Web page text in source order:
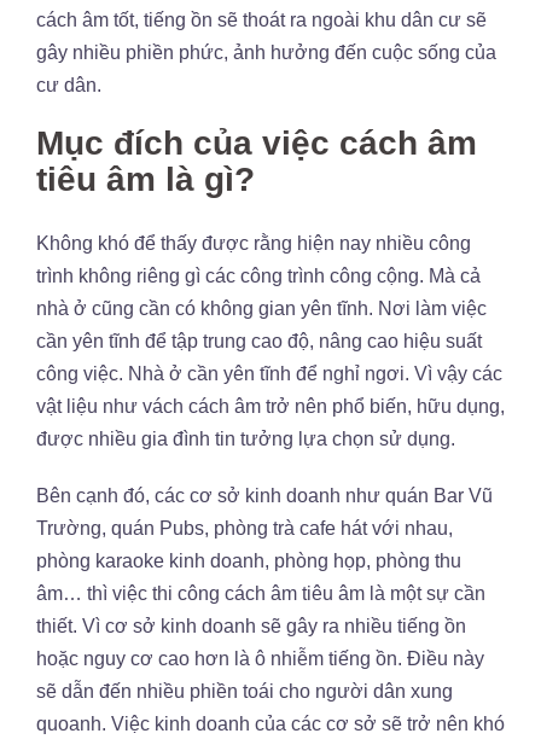
cách âm tốt, tiếng ồn sẽ thoát ra ngoài khu dân cư sẽ
gây nhiều phiền phức, ảnh hưởng đến cuộc sống của
cư dân.
Mục đích của việc cách âm
tiêu âm là gì?
Không khó để thấy được rằng hiện nay nhiều công
trình không riêng gì các công trình công cộng. Mà cả
nhà ở cũng cần có không gian yên tĩnh. Nơi làm việc
cần yên tĩnh để tập trung cao độ, nâng cao hiệu suất
công việc. Nhà ở cần yên tĩnh để nghỉ ngơi. Vì vậy các
vật liệu như vách cách âm trở nên phổ biến, hữu dụng,
được nhiều gia đình tin tưởng lựa chọn sử dụng.
Bên cạnh đó, các cơ sở kinh doanh như quán Bar Vũ
Trường, quán Pubs, phòng trà cafe hát với nhau,
phòng karaoke kinh doanh, phòng họp, phòng thu
âm… thì việc thi công cách âm tiêu âm là một sự cần
thiết. Vì cơ sở kinh doanh sẽ gây ra nhiều tiếng ồn
hoặc nguy cơ cao hơn là ô nhiễm tiếng ồn. Điều này
sẽ dẫn đến nhiều phiền toái cho người dân xung
quoanh. Việc kinh doanh của các cơ sở sẽ trở nên khó